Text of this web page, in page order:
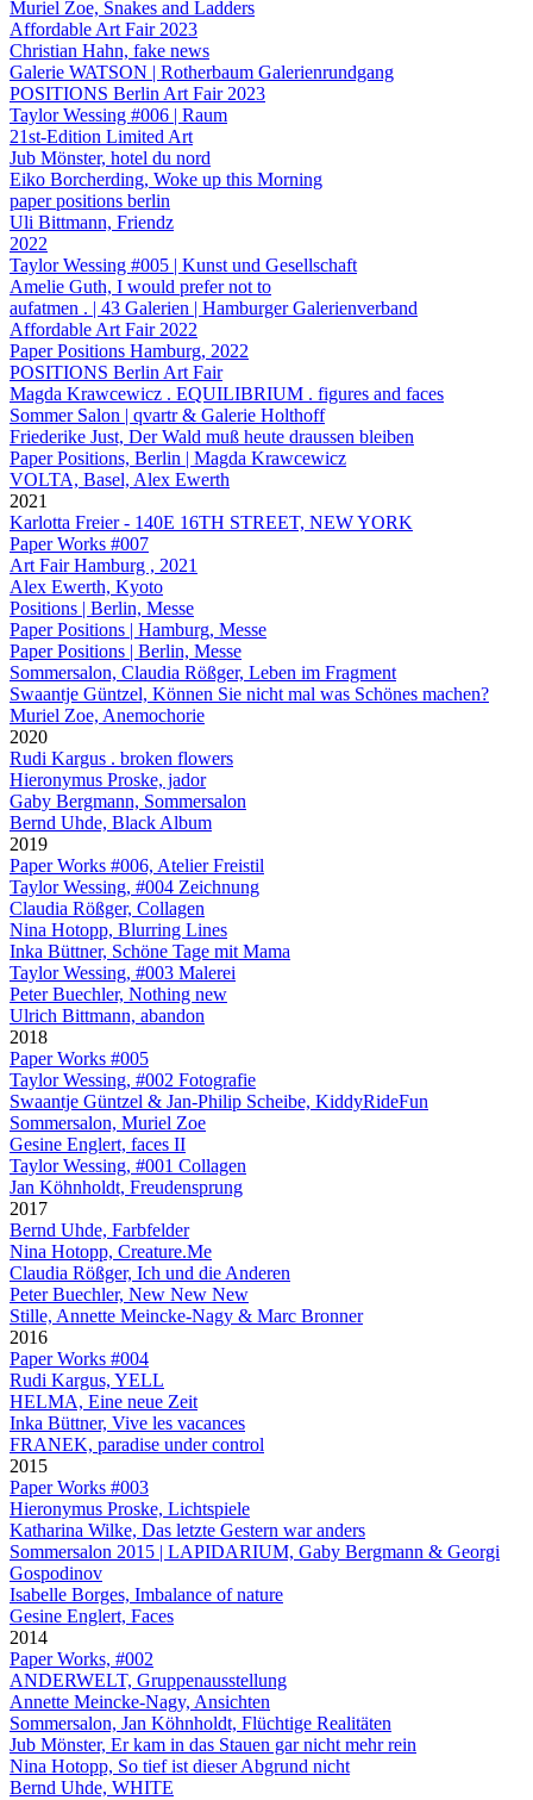
Muriel Zoe, Snakes and Ladders
Affordable Art Fair 2023
Christian Hahn, fake news
Galerie WATSON | Rotherbaum Galerienrundgang
POSITIONS Berlin Art Fair 2023
Taylor Wessing #006 | Raum
21st-Edition Limited Art
Jub Mönster, hotel du nord
Eiko Borcherding, Woke up this Morning
paper positions berlin
Uli Bittmann, Friendz
2022
Taylor Wessing #005 | Kunst und Gesellschaft
Amelie Guth, I would prefer not to
aufatmen . | 43 Galerien | Hamburger Galerienverband
Affordable Art Fair 2022
Paper Positions Hamburg, 2022
POSITIONS Berlin Art Fair
Magda Krawcewicz . EQUILIBRIUM . figures and faces
Sommer Salon | qvartr & Galerie Holthoff
Friederike Just, Der Wald muß heute draussen bleiben
Paper Positions, Berlin | Magda Krawcewicz
VOLTA, Basel, Alex Ewerth
2021
Karlotta Freier - 140E 16TH STREET, NEW YORK
Paper Works #007
Art Fair Hamburg , 2021
Alex Ewerth, Kyoto
Positions | Berlin, Messe
Paper Positions | Hamburg, Messe
Paper Positions | Berlin, Messe
Sommersalon, Claudia Rößger, Leben im Fragment
Swaantje Güntzel, Können Sie nicht mal was Schönes machen?
Muriel Zoe, Anemochorie
2020
Rudi Kargus . broken flowers
Hieronymus Proske, jador
Gaby Bergmann, Sommersalon
Bernd Uhde, Black Album
2019
Paper Works #006, Atelier Freistil
Taylor Wessing, #004 Zeichnung
Claudia Rößger, Collagen
Nina Hotopp, Blurring Lines
Inka Büttner, Schöne Tage mit Mama
Taylor Wessing, #003 Malerei
Peter Buechler, Nothing new
Ulrich Bittmann, abandon
2018
Paper Works #005
Taylor Wessing, #002 Fotografie
Swaantje Güntzel & Jan-Philip Scheibe, KiddyRideFun
Sommersalon, Muriel Zoe
Gesine Englert, faces II
Taylor Wessing, #001 Collagen
Jan Köhnholdt, Freudensprung
2017
Bernd Uhde, Farbfelder
Nina Hotopp, Creature.Me
Claudia Rößger, Ich und die Anderen
Peter Buechler, New New New
Stille, Annette Meincke-Nagy & Marc Bronner
2016
Paper Works #004
Rudi Kargus, YELL
HELMA, Eine neue Zeit
Inka Büttner, Vive les vacances
FRANEK, paradise under control
2015
Paper Works #003
Hieronymus Proske, Lichtspiele
Katharina Wilke, Das letzte Gestern war anders
Sommersalon 2015 | LAPIDARIUM, Gaby Bergmann & Georgi
Gospodinov
Isabelle Borges, Imbalance of nature
Gesine Englert, Faces
2014
Paper Works, #002
ANDERWELT, Gruppenausstellung
Annette Meincke-Nagy, Ansichten
Sommersalon, Jan Köhnholdt, Flüchtige Realitäten
Jub Mönster, Er kam in das Stauen gar nicht mehr rein
Nina Hotopp, So tief ist dieser Abgrund nicht
Bernd Uhde, WHITE